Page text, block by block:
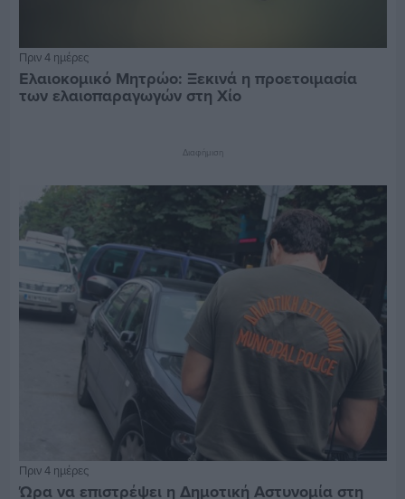
Πριν 4 ημέρες
Ελαιοκομικό Μητρώο: Ξεκινά η προετοιμασία
των ελαιοπαραγωγών στη Χίο
Διαφήμιση
Πριν 4 ημέρες
Ώρα να επιστρέψει η Δημοτική Αστυνομία στη